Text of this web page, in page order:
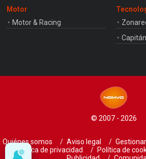
Motor
Motor & Racing
© 2007 - 2026
Quiénes somos Aviso legal
Política de privacidad
Política de